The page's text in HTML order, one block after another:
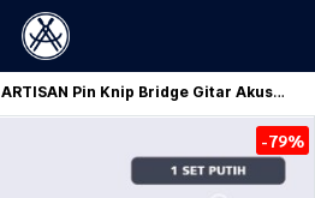
ARTISAN Pin Knip Bridge Gitar Akustik Original
-79%